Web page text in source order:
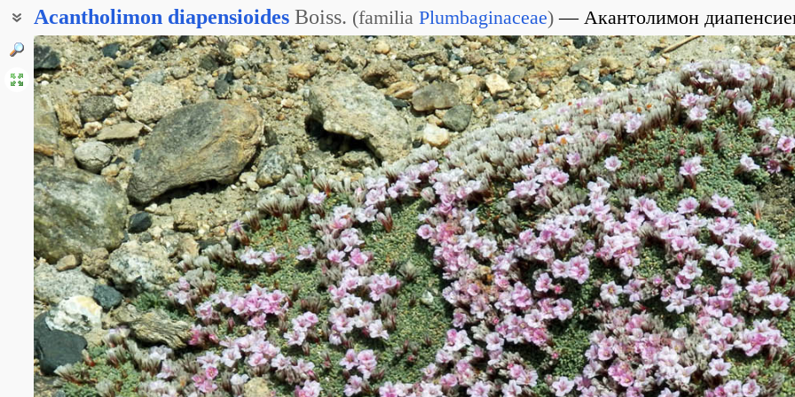
Acantholimon diapensioides Boiss. (familia Plumbaginaceae) Акантолимон
Акантолимон диапензиевидный
Акантолимон диапенсиовидный